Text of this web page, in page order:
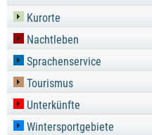
Kurorte
Nachtleben
Sprachenservice
Tourismus
Unterkünfte
Wintersportgebiete